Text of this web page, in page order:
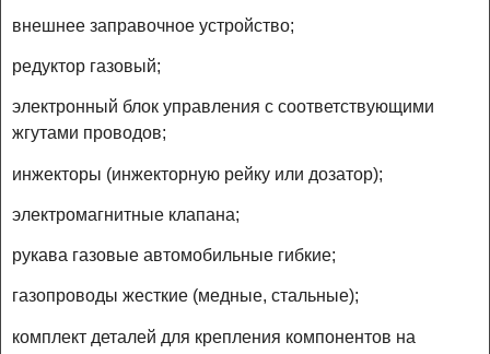
внешнее заправочное устройство;
редуктор газовый;
электронный блок управления с соответствующими
жгутами проводов;
инжекторы (инжекторную рейку или дозатор);
электромагнитные клапана;
рукава газовые автомобильные гибкие;
газопроводы жесткие (медные, стальные);
комплект деталей для крепления компонентов на